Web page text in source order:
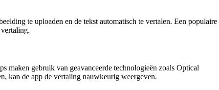
te uploaden en de tekst automatisch te vertalen. Een populaire
maken gebruik van geavanceerde technologieën zoals Optical
kan de app de vertaling nauwkeurig weergeven.